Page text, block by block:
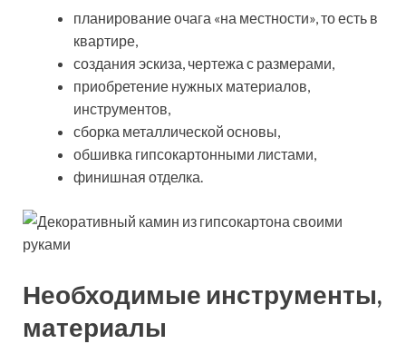
планирование очага «на местности», то есть в
квартире,
создания эскиза, чертежа с размерами,
приобретение нужных материалов,
инструментов,
сборка металлической основы,
обшивка гипсокартонными листами,
финишная отделка.
Необходимые инструменты,
материалы